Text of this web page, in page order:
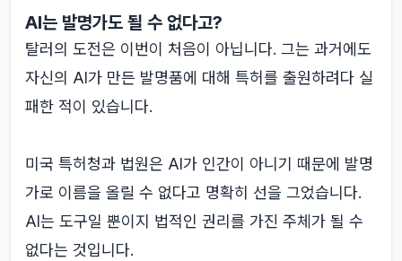
AI는 발명가도 될 수 없다고?
탈러의 도전은 이번이 처음이 아닙니다. 그는 과거에도
자신의 AI가 만든 발명품에 대해 특허를 출원하려다 실
패한 적이 있습니다.
미국 특허청과 법원은 AI가 인간이 아니기 때문에 발명
가로 이름을 올릴 수 없다고 명확히 선을 그었습니다.
AI는 도구일 뿐이지 법적인 권리를 가진 주체가 될 수
없다는 것입니다.